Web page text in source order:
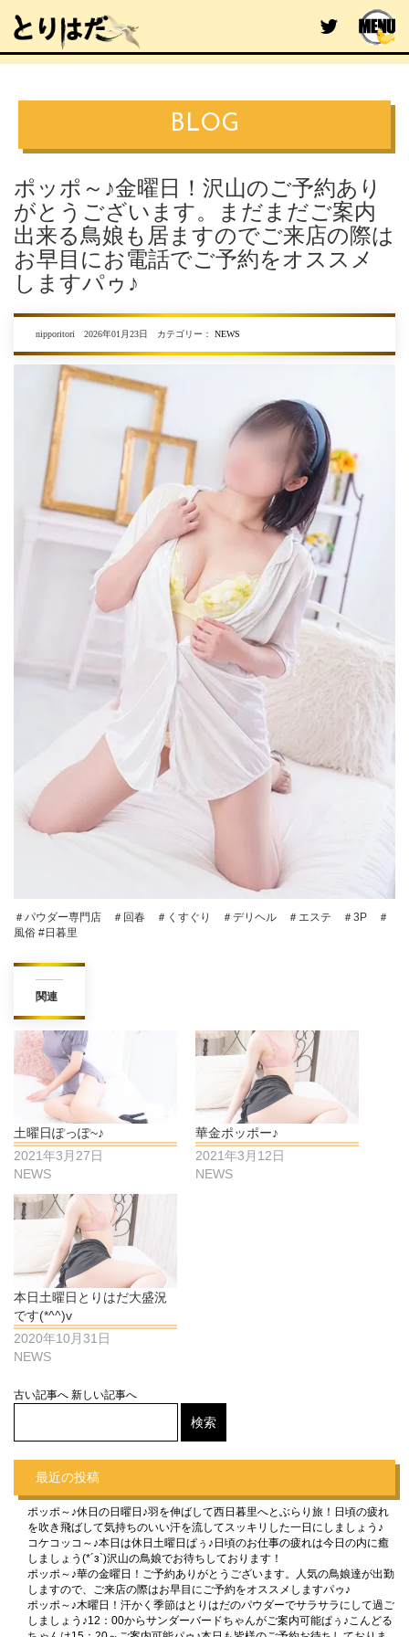
BLOG
ポッポ～♪金曜日！沢山のご予約あり
がとうございます。まだまだご案内
出来る鳥娘も居ますのでご来店の際は
お早目にお電話でご予約をオススメ
しますパゥ♪
nipporitori 2026年01月23日 カテゴリー： NEWS
＃パウダー専門店 ＃回春 ＃くすぐり ＃デリヘル ＃エステ ＃3P ＃
風俗 #日暮里
関連
土曜日ぽっぽ~♪
2021年3月27日
NEWS
華金ポッポー♪
2021年3月12日
NEWS
本日土曜日とりはだ大盛況
です(*^^)v
2020年10月31日
NEWS
古い記事へ 新しい記事へ
最近の投稿
ポッポ～♪休日の日曜日♪羽を伸ばして西日暮里へとぶらり旅！日頃の疲れ
を吹き飛ばして気持ちのいい汗を流してスッキリした一日にしましょう♪
コケコッコ～♪本日は休日土曜日ぱぅ♪日頃のお仕事の疲れは今日の内に癒
しましょう(*´з`)沢山の鳥娘でお待ちしております！
ポッポ～♪華の金曜日！ご予約ありがとうございます。人気の鳥娘達が出勤
しますので、ご来店の際はお早目にご予約をオススメしますパゥ♪
ポッポ～♪木曜日！汗かく季節はとりはだのパウダーでサラサラにして過ご
しましょう♪12：00からサンダーバードちゃんがご案内可能ぱぅ♪こんどる